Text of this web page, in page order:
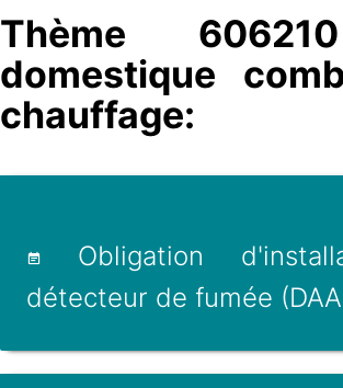
Thème
domestique
chauffage:
Obligation
détecteur de fumée